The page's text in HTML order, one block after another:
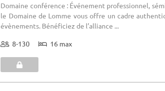
Domaine conférence : Événement professionnel,
le Domaine de Lomme vous offre un cadre
évènements. Bénéficiez de l’alliance ...
8-130 16 max